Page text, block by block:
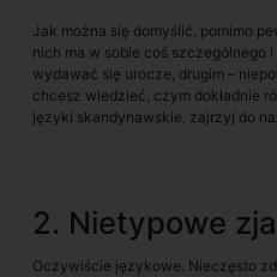
Jak można się domyślić, pomimo
nich ma w sobie coś szczególnego
wydawać się urocze, drugim –
chcesz wiedzieć, czym dokładnie
języki skandynawskie, zajrzyj do
2. Nietypowe
Oczywiście językowe. Nieczęsto